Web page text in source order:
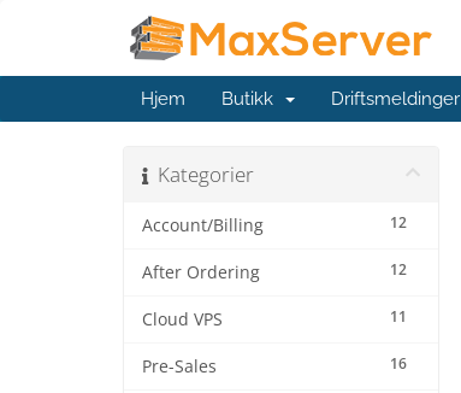
Hjem Butikk Driftsmeldinger
Kategorier
12
Account/Billing
12
After Ordering
11
Cloud VPS
16
Pre-Sales